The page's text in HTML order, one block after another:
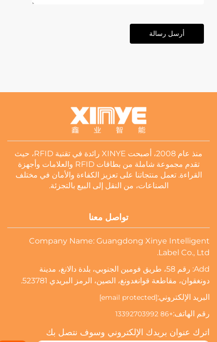
أرسل رسالة
منذ عام 2008، أصبحت XINYE رائدة في تقنية RFID، حيث
تقدم مجموعة شاملة من بطاقات RFID والعلامات وأجهزة
القراءة. تعمل منتجاتنا على تعزيز الكفاءة والأمان في مختلف
الصناعات، من النقل إلى البيع بالتجزئة.
تواصل معنا
Company Name: Guangdong Xinye Intelligent
Label Co., Ltd.
Add: رقم 58، طريق فومين الجنوبي، بلدة دالانغ، مدينة
دونغقوان، مقاطعة قوانغدونغ، الصين، الرمز البريدي 523781.
البريد الإلكتروني:[email protected]
رقم الهاتف:+86 13392703992
اترك عنوان بريدك الإلكتروني وسوف نتصل بك